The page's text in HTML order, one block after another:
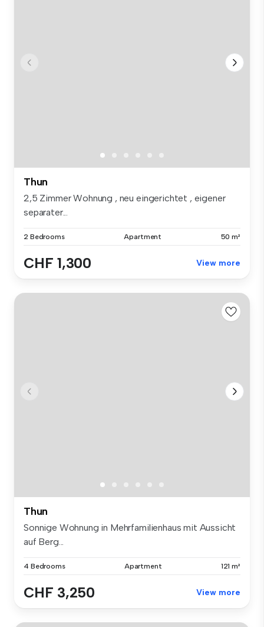
Thun
2,5 Zimmer Wohnung , neu eingerichtet , eigener
separater...
2 Bedrooms Apartment 50 m²
CHF 1,300 View more
Thun
Sonnige Wohnung in Mehrfamilienhaus mit Aussicht
auf Berg...
4 Bedrooms Apartment 121 m²
CHF 3,250 View more